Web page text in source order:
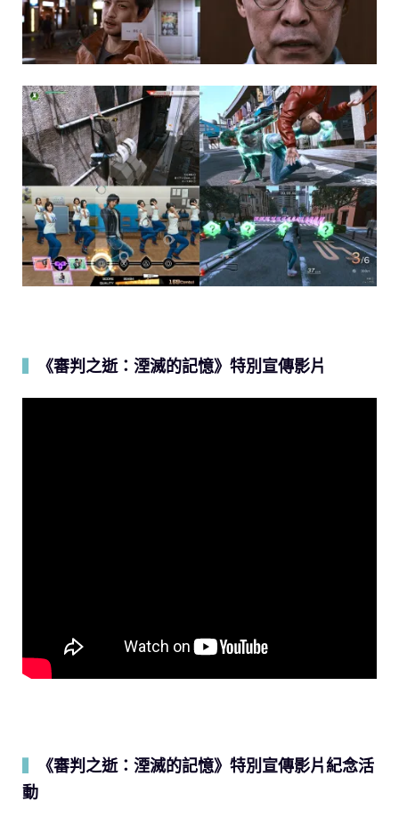
《審判之逝：湮滅的記憶》特別宣傳影片
《審判之逝：湮滅的記憶》特別宣傳影片紀念活
動